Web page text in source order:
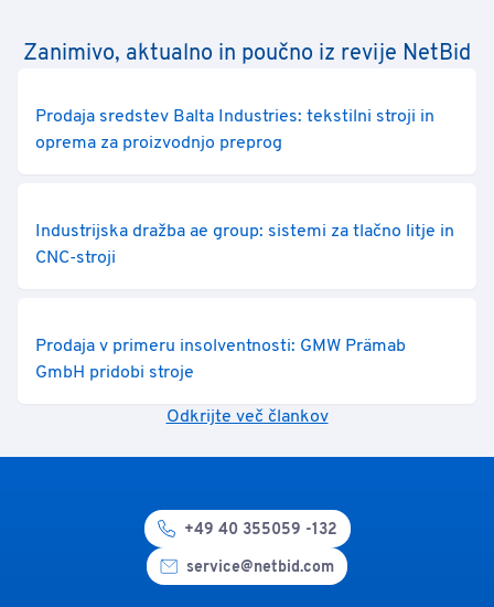
Zanimivo, aktualno in poučno iz revije NetBid
Prodaja sredstev Balta Industries: tekstilni stroji in
oprema za proizvodnjo preprog
Industrijska dražba ae group: sistemi za tlačno litje in
CNC-stroji
Prodaja v primeru insolventnosti: GMW Prämab
GmbH pridobi stroje
Odkrijte več člankov
+49 40 355059 -132
service@netbid.com